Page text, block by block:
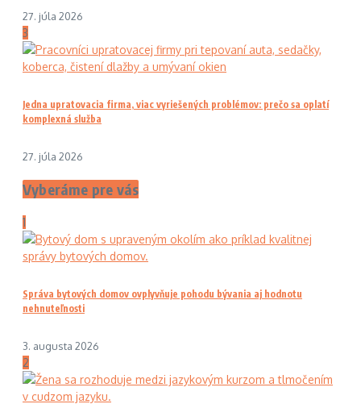
27. júla 2026
3
Jedna upratovacia firma, viac vyriešených problémov: prečo sa oplatí
komplexná služba
27. júla 2026
Vyberáme pre vás
1
Správa bytových domov ovplyvňuje pohodu bývania aj hodnotu
nehnuteľnosti
3. augusta 2026
2